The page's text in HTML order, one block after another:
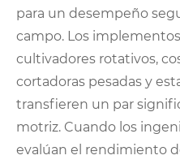
para un desempeño
campo. Los
cultivadores rotativos,
cortadoras pesadas y
transfieren un par
motriz. Cuando los
evalúan el rendimiento